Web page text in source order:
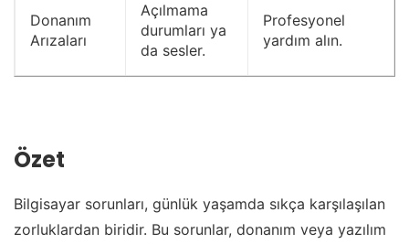
Donanım
Arızaları
Açılmama
durumları ya
da sesler.
Profesyonel
yardım alın.
Özet
Bilgisayar sorunları, günlük yaşamda sıkça karşılaşılan
zorluklardan biridir. Bu sorunlar, donanım veya yazılım